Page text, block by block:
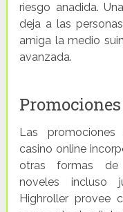
riesgo anadida.
deja a las
amiga la medio
avanzada.
Las
casino online
otras formas de
noveles incluso
Highroller provee